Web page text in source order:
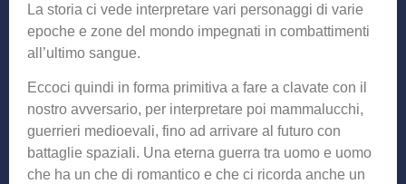
La storia ci vede interpretare vari personaggi di varie
epoche e zone del mondo impegnati in combattimenti
all’ultimo sangue.
Eccoci quindi in forma primitiva a fare a clavate con il
nostro avversario, per interpretare poi mammalucchi,
guerrieri medioevali, fino ad arrivare al futuro con
battaglie spaziali. Una eterna guerra tra uomo e uomo
che ha un che di romantico e che ci ricorda anche un